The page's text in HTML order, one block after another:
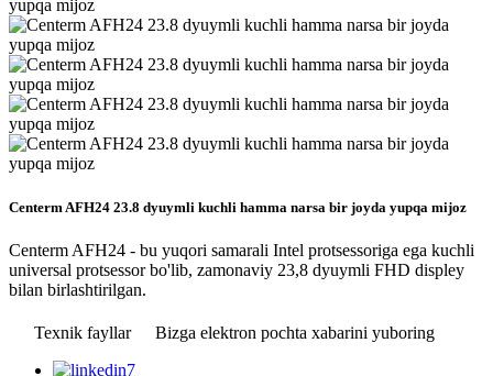
Centerm AFH24 23.8 dyuymli kuchli hamma narsa bir joyda yupqa mijoz
Centerm AFH24 - bu yuqori samarali Intel protsessoriga ega kuchli
universal protsessor bo'lib, zamonaviy 23,8 dyuymli FHD displey
bilan birlashtirilgan.
Texnik fayllar Bizga elektron pochta xabarini yuboring